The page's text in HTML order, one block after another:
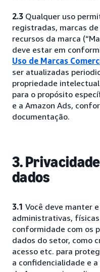
2.3 Qualquer uso
registradas, marcas
recursos da marca
deve estar em
Uso de Marcas
ser atualizadas
propriedade
para o propósito
e a Amazon Ads,
documentação.
3.
dados
3.1 Você deve manter
administrativas,
conformidade com os
dados do setor, como
acesso etc. para
a confidencialidade e